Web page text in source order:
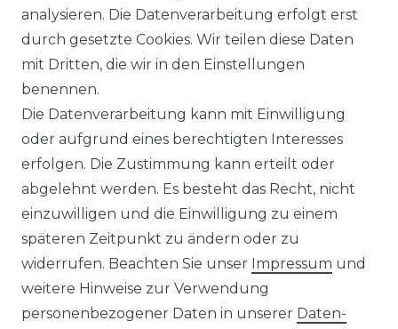
UNTERNEHMEN
ÜBER UNS
HERSTELLER
REFERENZEN
Widerrufs­recht
analysieren. Die Datenverarbeitung erfolgt erst
durch gesetzte Cookies. Wir teilen diese Daten
mit Dritten, die wir in den Einstellungen
benennen.
Die Datenverarbeitung kann mit Einwilligung
oder aufgrund eines berechtigten Interesses
erfolgen. Die Zustimmung kann erteilt oder
abgelehnt werden. Es besteht das Recht, nicht
einzuwilligen und die Einwilligung zu einem
späteren Zeitpunkt zu ändern oder zu
widerrufen. Beachten Sie unser Impressum und
weitere Hinweise zur Verwendung
personenbezogener Daten in unserer Daten­